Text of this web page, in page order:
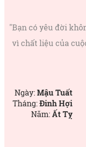
"Bạn có yêu đời
vì chất liệu của
Ngày:Mậu Tuất
Tháng:Đinh Hợi
Năm:Ất Tỵ